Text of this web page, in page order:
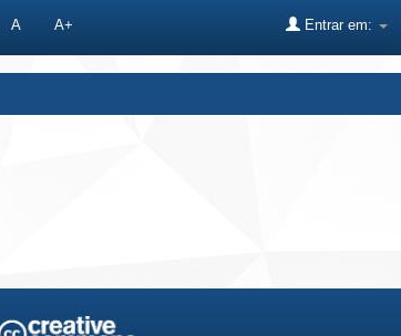
A A+ Entrar em: